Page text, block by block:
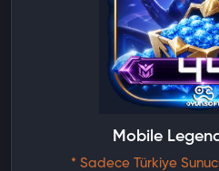
Mobile
* Sadece Türkiye